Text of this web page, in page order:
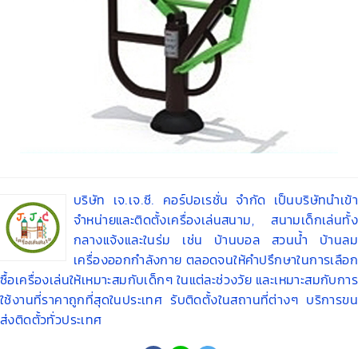
บริษัท เจ.เจ.ซี. คอร์ปอเรชั่น จำกัด เป็นบริษัทนำเข้า
จำหน่ายและติดตั้งเครื่องเล่นสนาม, สนามเด็กเล่นทั้ง
กลางแจ้งและในร่ม เช่น บ้านบอล สวนน้ำ บ้านลม
เครื่องออกกำลังกาย ตลอดจนให้คำปรึกษาในการเลือก
ซื้อเครื่องเล่นให้เหมาะสมกับเด็กๆ ในแต่ละช่วงวัย และเหมาะสมกับการ
ใช้งานที่ราคาถูกที่สุดในประเทศ รับติดตั้งในสถานที่ต่างๆ บริการขน
ส่งติดตั้วทั่วประเทศ